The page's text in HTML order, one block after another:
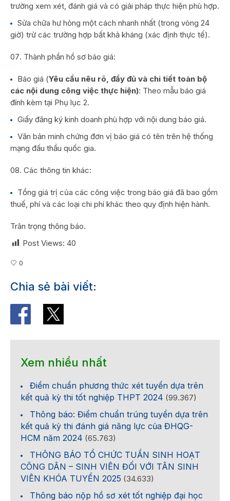
trường xem xét, đánh giá và có giải pháp thực hiện phù hợp.
Sửa chữa hư hỏng một cách nhanh nhất (trong vòng 24
giờ) trừ các trường hợp bất khả kháng (xác định thực tế).
Thành phần hồ sơ báo giá:
Báo giá (Yêu cầu nêu rõ, đầy đủ và chi tiết toàn bộ
các nội dung công việc thực hiện): Theo mẫu báo giá
đính kèm tại Phụ lục 2.
Giấy đăng ký kinh doanh phù hợp với nội dung báo giá.
Văn bản minh chứng đơn vị báo giá có tên trên hệ thống
mạng đấu thầu quốc gia.
Các thông tin khác:
Tổng giá trị của các công việc trong báo giá đã bao gồm
thuế, phí và các loại chi phí khác theo quy định hiện hành.
Trân trọng thông báo.
Post Views: 40
0
Chia sẻ bài viết:
Xem nhiều nhất
Điểm chuẩn phương thức xét tuyển dựa trên
kết quả kỳ thi tốt nghiệp THPT 2024 (99.367)
Thông báo: Điểm chuẩn trúng tuyển dựa trên
kết quả kỳ thi đánh giá năng lực của ĐHQG-
HCM năm 2024 (65.763)
THÔNG BÁO TỔ CHỨC TUẦN SINH HOẠT
CÔNG DÂN – SINH VIÊN ĐỐI VỚI TÂN SINH
VIÊN KHÓA TUYỂN 2025 (34.633)
Thông báo nộp hồ sơ xét tốt nghiệp đại học